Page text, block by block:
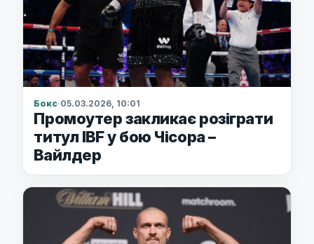
Бокс·05.03.2026, 10:01
Промоутер закликає розіграти
титул IBF у бою Чісора –
Вайлдер